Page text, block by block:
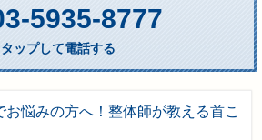
5935-8777
タップして電話する
お悩みの方へ！整体師が教える首こ